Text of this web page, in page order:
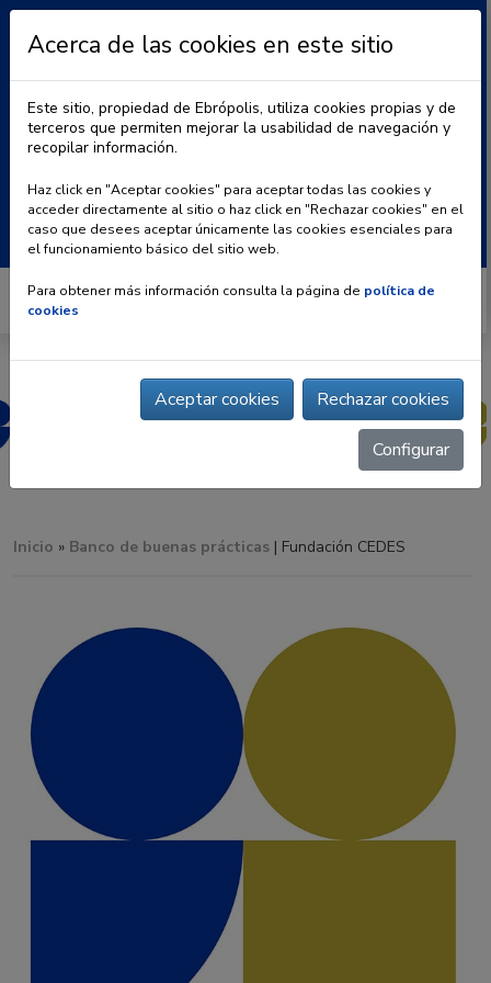
BLOG | CONTACTO
Buscar:
Inicio » Banco de buenas prácticas | Fundación CEDES
Acerca de las cookies en este sitio
Este sitio, propiedad de Ebrópolis, utiliza cookies propias y de
terceros que permiten mejorar la usabilidad de navegación y
recopilar información.
Haz click en "Aceptar cookies" para aceptar todas las cookies y
acceder directamente al sitio o haz click en "Rechazar cookies" en el
caso que desees aceptar únicamente las cookies esenciales para
el funcionamiento básico del sitio web.
Para obtener más información consulta la página de política de
cookies
Aceptar cookies Rechazar cookies
Configurar